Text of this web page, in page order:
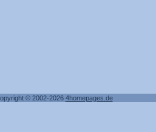
© 2002-2026 4homepages.de